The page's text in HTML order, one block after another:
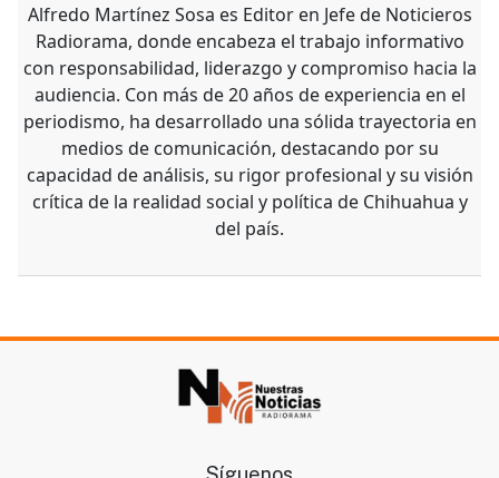
Alfredo Martínez Sosa es Editor en Jefe de Noticieros
Radiorama, donde encabeza el trabajo informativo
con responsabilidad, liderazgo y compromiso hacia la
audiencia. Con más de 20 años de experiencia en el
periodismo, ha desarrollado una sólida trayectoria en
medios de comunicación, destacando por su
capacidad de análisis, su rigor profesional y su visión
crítica de la realidad social y política de Chihuahua y
del país.